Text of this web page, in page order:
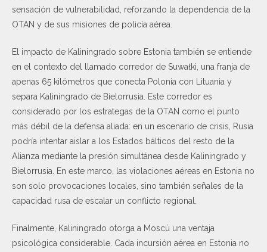
sensación de vulnerabilidad, reforzando la dependencia de la
OTAN y de sus misiones de policía aérea.
El impacto de Kaliningrado sobre Estonia también se entiende
en el contexto del llamado corredor de Suwałki, una franja de
apenas 65 kilómetros que conecta Polonia con Lituania y
separa Kaliningrado de Bielorrusia. Este corredor es
considerado por los estrategas de la OTAN como el punto
más débil de la defensa aliada: en un escenario de crisis, Rusia
podría intentar aislar a los Estados bálticos del resto de la
Alianza mediante la presión simultánea desde Kaliningrado y
Bielorrusia. En este marco, las violaciones aéreas en Estonia no
son solo provocaciones locales, sino también señales de la
capacidad rusa de escalar un conflicto regional.
Finalmente, Kaliningrado otorga a Moscú una ventaja
psicológica considerable. Cada incursión aérea en Estonia no